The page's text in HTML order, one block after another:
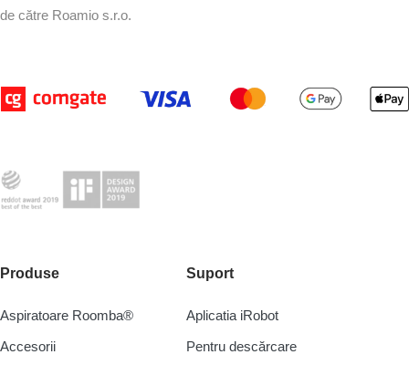
de către Roamio s.r.o.
Produse
Aspiratoare Roomba®
Accesorii
Suport
Aplicatia iRobot
Pentru descărcare